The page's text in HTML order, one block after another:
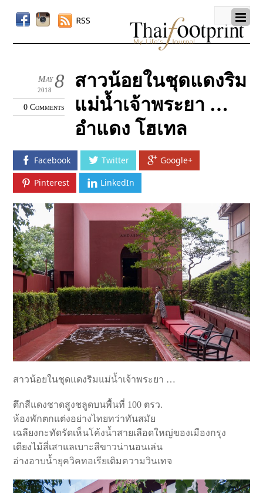
RSS
8
May
2018
0 Comments
สาวน้อยในชุดแดงริม
แม่น้ำเจ้าพระยา …
อำแดง โฮเทล
Facebook Twitter Google+
Pinterest LinkedIn
สาวน้อยในชุดแดงริมแม่น้ำเจ้าพระยา …
ตึกสีแดงชาดสูงชลูดบนพื้นที่ 100 ตรว.
ห้องพักตกแต่งอย่างไทยทว่าทันสมัย
เฉลียงกะทัดรัดเห็นโค้งน้ำสายเลือดใหญ่ของเมืองกรุง
เตียงไม้สี่เสาแลเบาะสีขาวน่านอนเล่น
อ่างอาบน้ำยุควิคทอเรียเติมความวินเทจ